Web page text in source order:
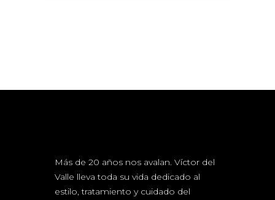
Más de 20 años nos avalan. Víctor del
Valle lleva toda su vida dedicado al
estilo, tratamiento y cuidado del